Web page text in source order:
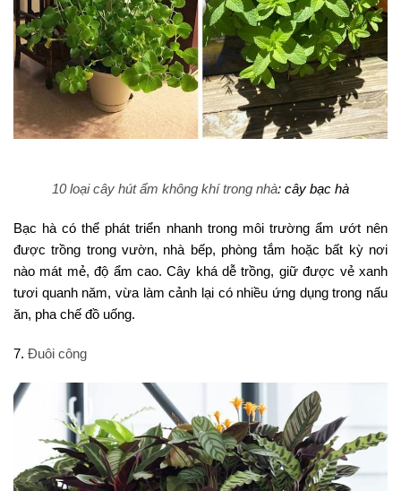
10 loại cây hút ẩm không khí trong nhà: cây bạc hà
Bạc hà có thể phát triển nhanh trong môi trường ẩm ướt nên
được trồng trong vườn, nhà bếp, phòng tắm hoặc bất kỳ nơi
nào mát mẻ, độ ẩm cao. Cây khá dễ trồng, giữ được vẻ xanh
tươi quanh năm, vừa làm cảnh lại có nhiều ứng dụng trong nấu
ăn, pha chế đồ uống.
7. Đuôi công